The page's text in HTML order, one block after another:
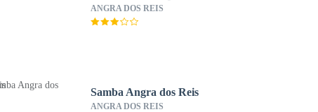
ANGRA DOS REIS
Samba Angra dos Reis
ANGRA DOS REIS